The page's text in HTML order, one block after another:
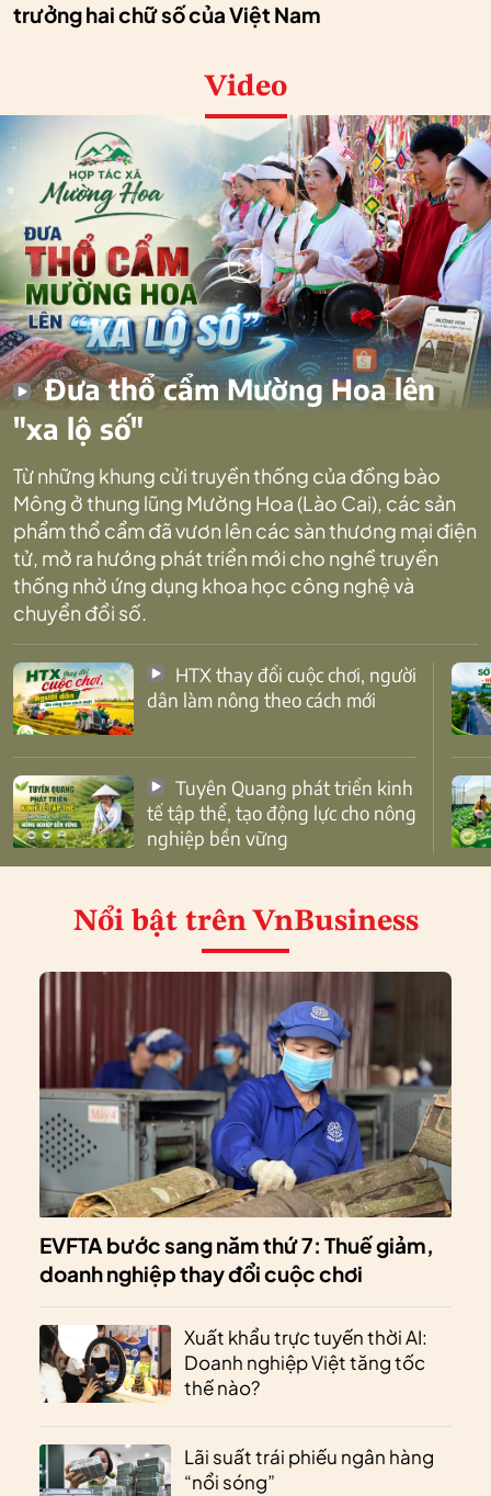
trưởng hai chữ số của Việt Nam
Video
Đưa thổ cẩm Mường Hoa lên
"xa lộ số"
Từ những khung cửi truyền thống của đồng bào
Mông ở thung lũng Mường Hoa (Lào Cai), các sản
phẩm thổ cẩm đã vươn lên các sàn thương mại điện
tử, mở ra hướng phát triển mới cho nghề truyền
thống nhờ ứng dụng khoa học công nghệ và
chuyển đổi số.
dân làm nông theo cách mới
tế tập thể, tạo động lực cho nông
nghiệp bền vững
Nổi bật trên VnBusiness
EVFTA bước sang năm thứ 7: Thuế giảm,
doanh nghiệp thay đổi cuộc chơi
Xuất khẩu trực tuyến thời AI:
Doanh nghiệp Việt tăng tốc
thế nào?
Lãi suất trái phiếu ngân hàng
“nổi sóng”